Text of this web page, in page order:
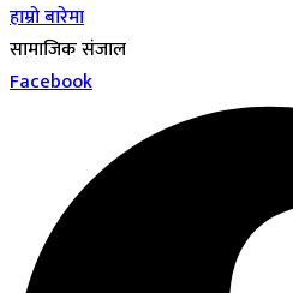
हाम्रो बारेमा
सामाजिक संजाल
Facebook